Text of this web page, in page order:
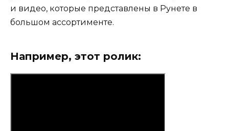
и видео, которые представлены в Рунете в
большом ассортименте.
Например, этот ролик: